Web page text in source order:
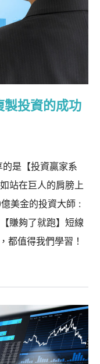
製投資的成功
的是【投資贏家系
站在巨人的肩膀上
美金的投資大師 :
賺夠了就跑】短線
都值得我們學習！